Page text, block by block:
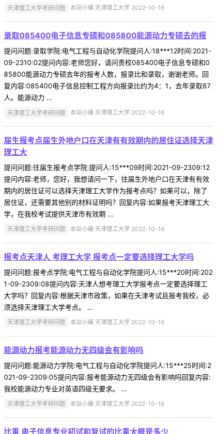
天津理工大学考研问题 本站小编 天津理工大学 2022-10-16
录取085400电子信息专硕和085800能源动力专硕去的报
提问问题:录取学院:电气工程与自动化学院提问人:18***12时间:2021-
09-2310:02提问内容:老师您好，请问贵校085400电子信息专硕和0
85800能源动力专硕去年的报考人数，报录比和录取，谢谢老师。回
复内容:085400电子信息控制工程方向报录比约为4：1，去年录取87
人。能源动力 ...
天津理工大学考研问题 本站小编 天津理工大学 2022-10-16
届生报考点届生外地户口在天津有有效期内的居住证选择天津
理工大
提问问题:往届生报考点学院:提问人:15***09时间:2021-09-2309:12
提问内容:老师，您好，我想请问一下，往届生外地户口在天津有有效
期内的居住证可以选择天津理工大学作为报考点吗？如果可以，除了
居住证，还需要其他别的材料证明吗？回复内容:如果报考天津理工大
学，在我校考试提供天津市有效期 ...
天津理工大学考研问题 本站小编 天津理工大学 2022-10-16
报考点天津人 考理工大学 报考点一定要选择理工大学吗
提问问题:报考点学院:电气工程与自动化学院提问人:15***20时间:202
1-09-2309:08提问内容:天津人想考理工大学报考点一定要选择理工
大学吗？回复内容:根据天津市政策，如果在天津考试且报考我校，必
须选择天津理工大学考点。 ...
天津理工大学考研问题 本站小编 天津理工大学 2022-10-16
能源动力报考能源动力无四级会有影响吗
提问问题:能源动力学院:电气工程与自动化学院提问人:15***25时间:2
021-09-2309:05提问内容:报考能源动力无四级会有影响吗回复内容:
我校能源动力专业对英语四级无要求。 ...
天津理工大学考研问题 本站小编 天津理工大学 2022-10-16
比重 电子信息专业初试和复试的比重大概是多少